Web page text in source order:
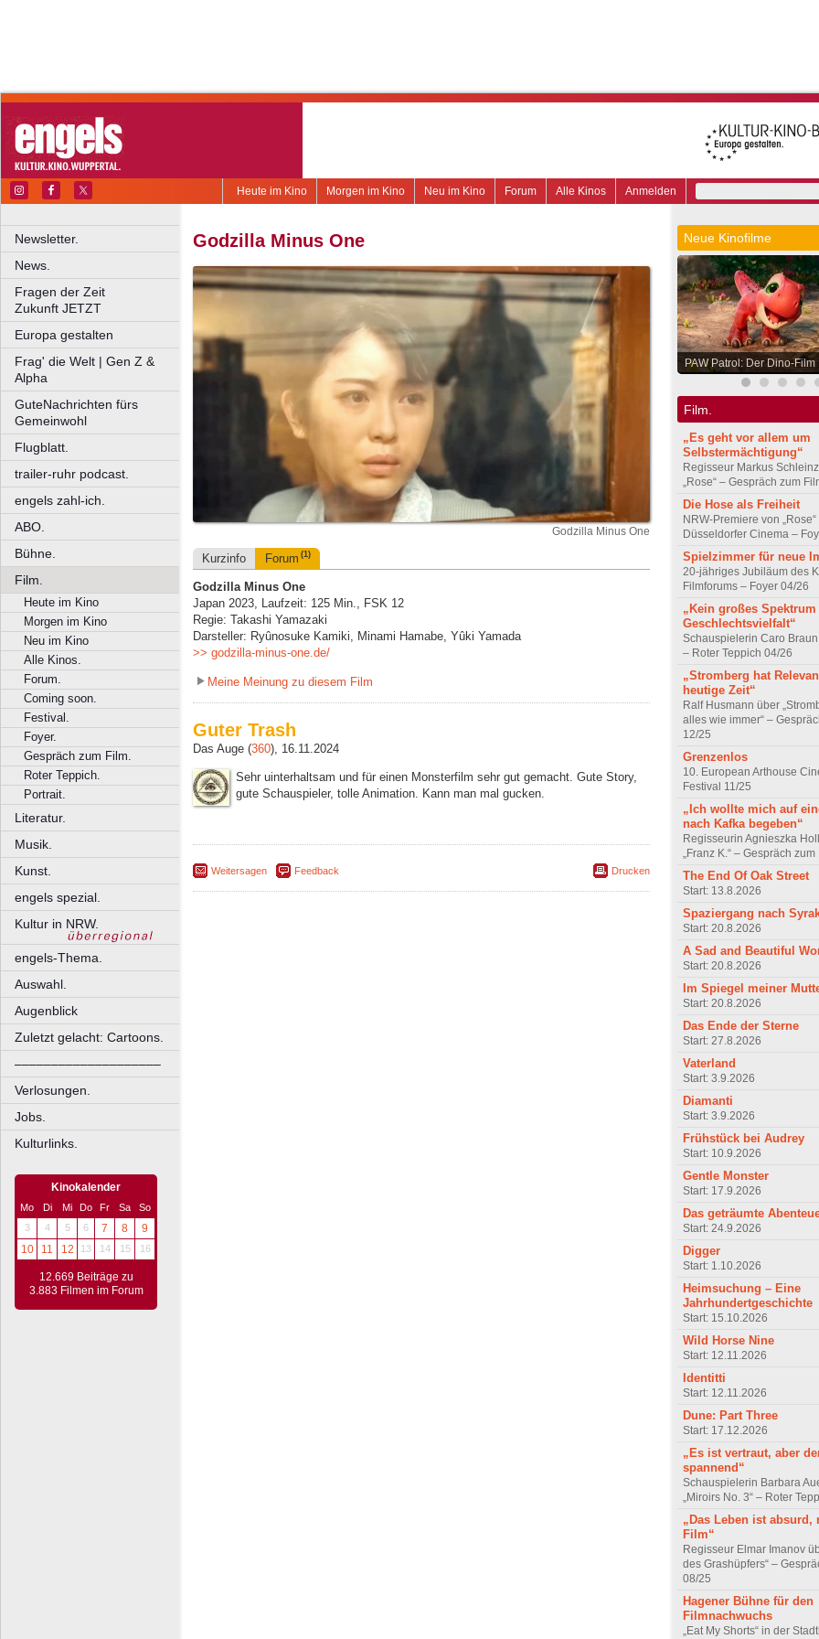
Anmelden
Alle Kinos
Forum
Neu im Kino
Morgen im Kino
Heute im Kino
Newsletter.
News.
Fragen der Zeit
Zukunft JETZT
Europa gestalten
Frag' die Welt | Gen Z &
Alpha
GuteNachrichten fürs
Gemeinwohl
Flugblatt.
trailer-ruhr podcast.
engels zahl-ich.
ABO.
Bühne.
Film.
Heute im Kino
Morgen im Kino
Neu im Kino
Alle Kinos.
Forum.
Coming soon.
Festival.
Foyer.
Gespräch zum Film.
Roter Teppich.
Portrait.
Literatur.
Musik.
Kunst.
engels spezial.
Kultur in NRW.
engels-Thema.
Auswahl.
Augenblick
Zuletzt gelacht: Cartoons.
––––––––––––––––––––
Verlosungen.
Jobs.
Kulturlinks.
Kinokalender
Mo Di Mi Do Fr Sa
So
3
4 5 6 7 8
9
10
11 12 13 14 15 16
12.669 Beiträge zu
3.883 Filmen im Forum
Godzilla Minus One
Godzilla Minus One
Kurzinfo Forum (1)
Godzilla Minus One
Japan 2023, Laufzeit: 125 Min., FSK 12
Regie: Takashi Yamazaki
Darsteller: Ryûnosuke Kamiki, Minami Hamabe, Yûki Yamada
>> godzilla-minus-one.de/
Meine Meinung zu diesem Film
Guter Trash
Das Auge (360), 16.11.2024
Sehr uinterhaltsam und für einen Monsterfilm sehr gut gemacht. Gute Story,
gute Schauspieler, tolle Animation. Kann man mal gucken.
Weitersagen Feedback Drucken
Neue Kinofilme
PAW Patrol: Der Dino-Film
Film.
„Es geht vor allem um
Selbstermächtigung“
Regisseur Markus
„Rose“ – Gespräch zum
Die Hose als Freiheit
NRW-Premiere von „Rose“
Düsseldorfer Cinema –
Spielzimmer für neue
20-jähriges Jubiläum des
Filmforums – Foyer 04/26
„Kein großes Spektrum
Geschlechtsvielfalt“
Schauspielerin Caro Braun
– Roter Teppich 04/26
„Stromberg hat
heutige Zeit“
Ralf Husmann über
alles wie immer“ –
12/25
Grenzenlos
10. European Arthouse
Festival 11/25
„Ich wollte mich auf
nach Kafka begeben“
Regisseurin Agnieszka
„Franz K.“ – Gespräch
The End Of Oak Street
Start: 13.8.2026
Spaziergang nach
Start: 20.8.2026
A Sad and Beautiful
Start: 20.8.2026
Im Spiegel meiner
Start: 20.8.2026
Das Ende der Sterne
Start: 27.8.2026
Vaterland
Start: 3.9.2026
Diamanti
Start: 3.9.2026
Frühstück bei Audrey
Start: 10.9.2026
Gentle Monster
Start: 17.9.2026
Das geträumte
Start: 24.9.2026
Digger
Start: 1.10.2026
Heimsuchung – Eine
Jahrhundertgeschichte
Start: 15.10.2026
Wild Horse Nine
Start: 12.11.2026
Identitti
Start: 12.11.2026
Dune: Part Three
Start: 17.12.2026
„Es ist vertraut, aber
spannend“
Schauspielerin Barbara
„Miroirs No. 3“ – Roter
„Das Leben ist absurd,
Film“
Regisseur Elmar Imanov
des Grashüpfers“ –
08/25
Hagener Bühne für den
Filmnachwuchs
„Eat My Shorts“ in der